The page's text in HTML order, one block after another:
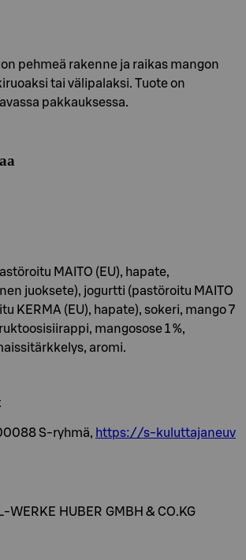
pehmeä rakenne ja raikas mangon
tai välipalaksi. Tuote on
pakkauksessa.
MAITO (EU), hapate,
juoksete), jogurtti (pastöroitu MAITO
KERMA (EU), hapate), sokeri, mango 7
mangosose 1 %,
aromi.
S-ryhmä, https://s-kuluttajaneuv
WERKE HUBER GMBH & CO.KG